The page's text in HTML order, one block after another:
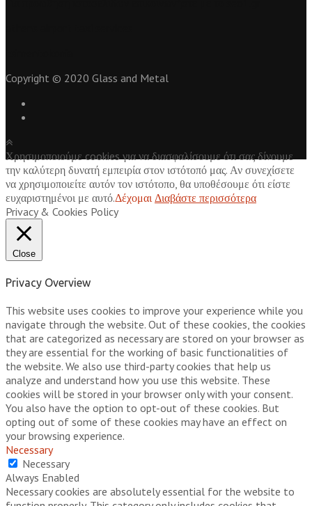
Copyright © 2020 Glass and Metal
Χρησιμοποιούμε cookies για να διασφαλίσουμε ότι σας δίνουμε
την καλύτερη δυνατή εμπειρία στον ιστότοπό μας. Αν συνεχίσετε
να χρησιμοποιείτε αυτόν τον ιστότοπο, θα υποθέσουμε ότι είστε
ευχαριστημένοι με αυτό.Δέχομαι Διαβάστε περισσότερα
Privacy & Cookies Policy
Close
Privacy Overview
This website uses cookies to improve your experience while you
navigate through the website. Out of these cookies, the cookies
that are categorized as necessary are stored on your browser as
they are essential for the working of basic functionalities of
the website. We also use third-party cookies that help us
analyze and understand how you use this website. These
cookies will be stored in your browser only with your consent.
You also have the option to opt-out of these cookies. But
opting out of some of these cookies may have an effect on
your browsing experience.
Necessary
Necessary
Always Enabled
Necessary cookies are absolutely essential for the website to